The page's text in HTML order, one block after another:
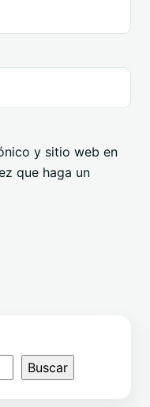
y sitio web en
que haga un
Buscar